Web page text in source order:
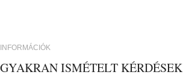
INFORMÁCIÓK
GYAKRAN ISMÉTELT KÉRDÉSEK